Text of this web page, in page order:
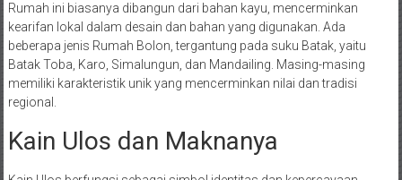
Rumah ini biasanya dibangun dari bahan kayu, mencerminkan
kearifan lokal dalam desain dan bahan yang digunakan. Ada
beberapa jenis Rumah Bolon, tergantung pada suku Batak, yaitu
Batak Toba, Karo, Simalungun, dan Mandailing. Masing-masing
memiliki karakteristik unik yang mencerminkan nilai dan tradisi
regional.
Kain Ulos dan Maknanya